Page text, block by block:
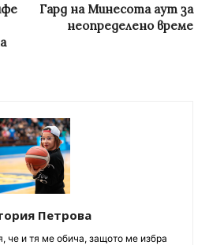
Гард на Минесота аут за
неопределено време
Петрова
че и тя ме обича, защото ме избра